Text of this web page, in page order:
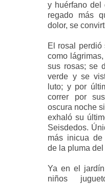
y huérfano
regado más
dolor, se
El rosal perdió
como
sus rosas; se
verde y se
luto; y por
correr por
oscura noche
exhaló su
Seisdedos.
más inicua
de la pluma
Ya en el
niños